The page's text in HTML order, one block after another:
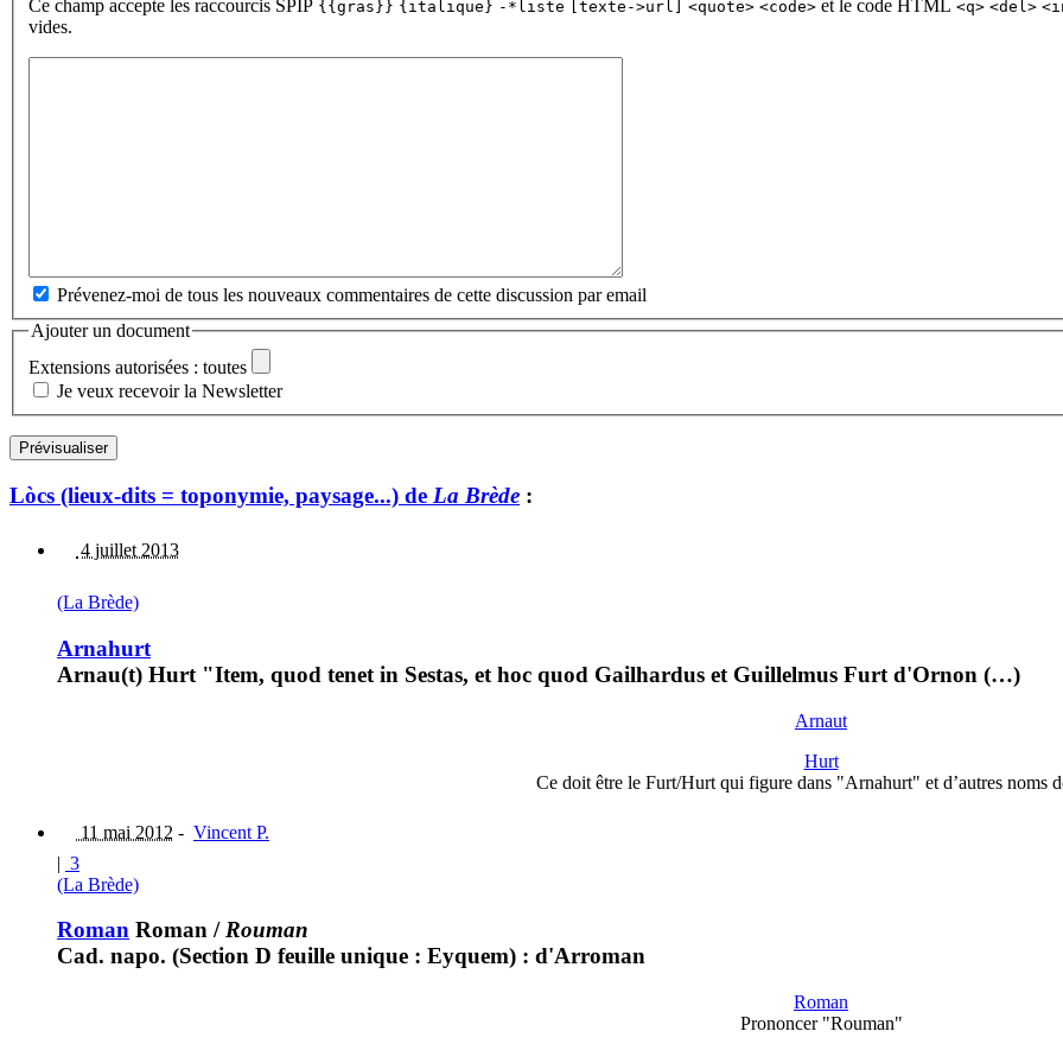
Ce champ accepte les raccourcis SPIP {{gras}} {italique} -*liste [texte->url] <quote> <code> et le code HTML <q> <del>
vides.
Prévenez-moi de tous les nouveaux commentaires de cette discussion par email
Ajouter un document
Extensions autorisées : toutes
Je veux recevoir la Newsletter
Lòcs (lieux-dits = toponymie, paysage...) de La Brède :
4 juillet 2013
(La Brède)
Arnahurt
Arnau(t) Hurt "Item, quod tenet in Sestas, et hoc quod Gailhardus et Guillelmus Furt d'Ornon (…)
Arnaut
Hurt
Ce doit être le Furt/Hurt qui figure dans "Arnahurt" et d’autres noms
11 mai 2012 - Vincent P.
| 3
(La Brède)
Roman Roman /Rouman
Cad. napo. (Section D feuille unique : Eyquem) : d'Arroman
Roman
Prononcer "Rouman"